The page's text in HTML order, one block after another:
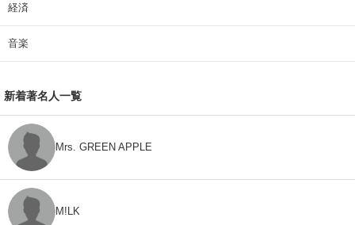
経済
音楽
新着著名人一覧
Mrs. GREEN APPLE
M!LK